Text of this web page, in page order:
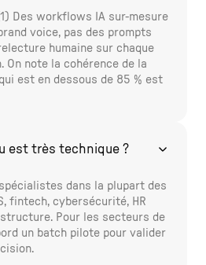
Des workflows IA sur-mesure
voice, pas des prompts
humaine sur chaque
On note la cohérence de la
est en dessous de 85 % est
est très technique ?
dans la plupart des
fintech, cybersécurité, HR
Pour les secteurs de
un batch pilote pour valider